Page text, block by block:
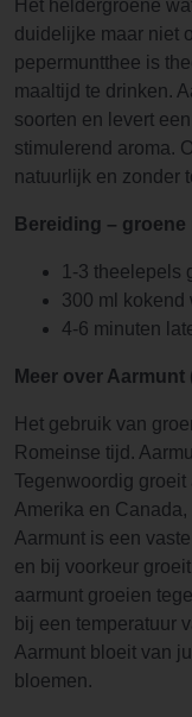
Het heldergroene
duidelijke maar niet
pepermuntthee is
maaltijd te drinken.
soorten en levert
stimulerend aroma.
natuurlijk en zonder
Bereiding – groene
1-3 theelepels
300 ml kokend
4-6 minuten
Meer over Aarmunt
Het gebruik van
Romeinse tijd.
Tegenwoordig
Amerika en
Aarmunt is een
en bij voorkeur
aarmunt groeien
bij een temperatuur
Aarmunt bloeit van
bloemen.